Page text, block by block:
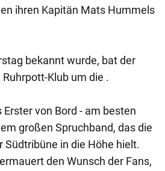
ihren Kapitän Mats Hummels
bekannt wurde, bat der
Klub um die .
von Bord - am besten
großen Spruchband, das die
Südtribüne in die Höhe hielt.
den Wunsch der Fans,